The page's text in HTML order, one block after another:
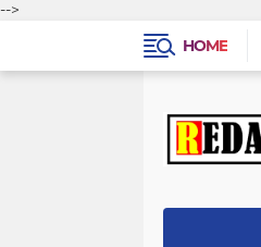
-->
HOME